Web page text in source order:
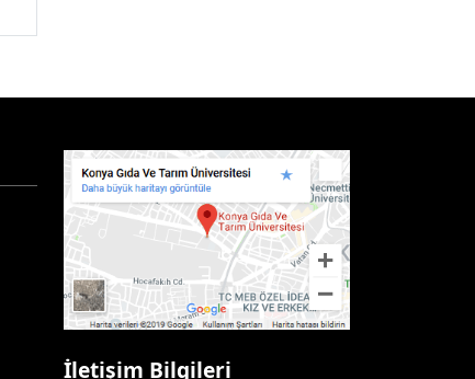
İletişim Bilgileri